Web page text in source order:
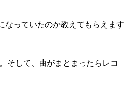
なっていたのか教えてもらえます
そして、曲がまとまったらレコ